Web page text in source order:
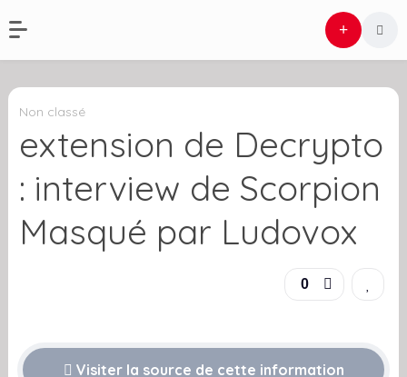
Non classé
extension de Decrypto
: interview de Scorpion
Masqué par Ludovox
0
Visiter la source de cette information